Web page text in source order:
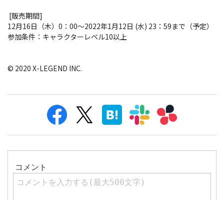
[販売期間]
12月16日（木）0：00～2022年1月12日 (水) 23：59まで（予定）
参加条件：キャラクターレベル10以上
© 2020 X-LEGEND INC.